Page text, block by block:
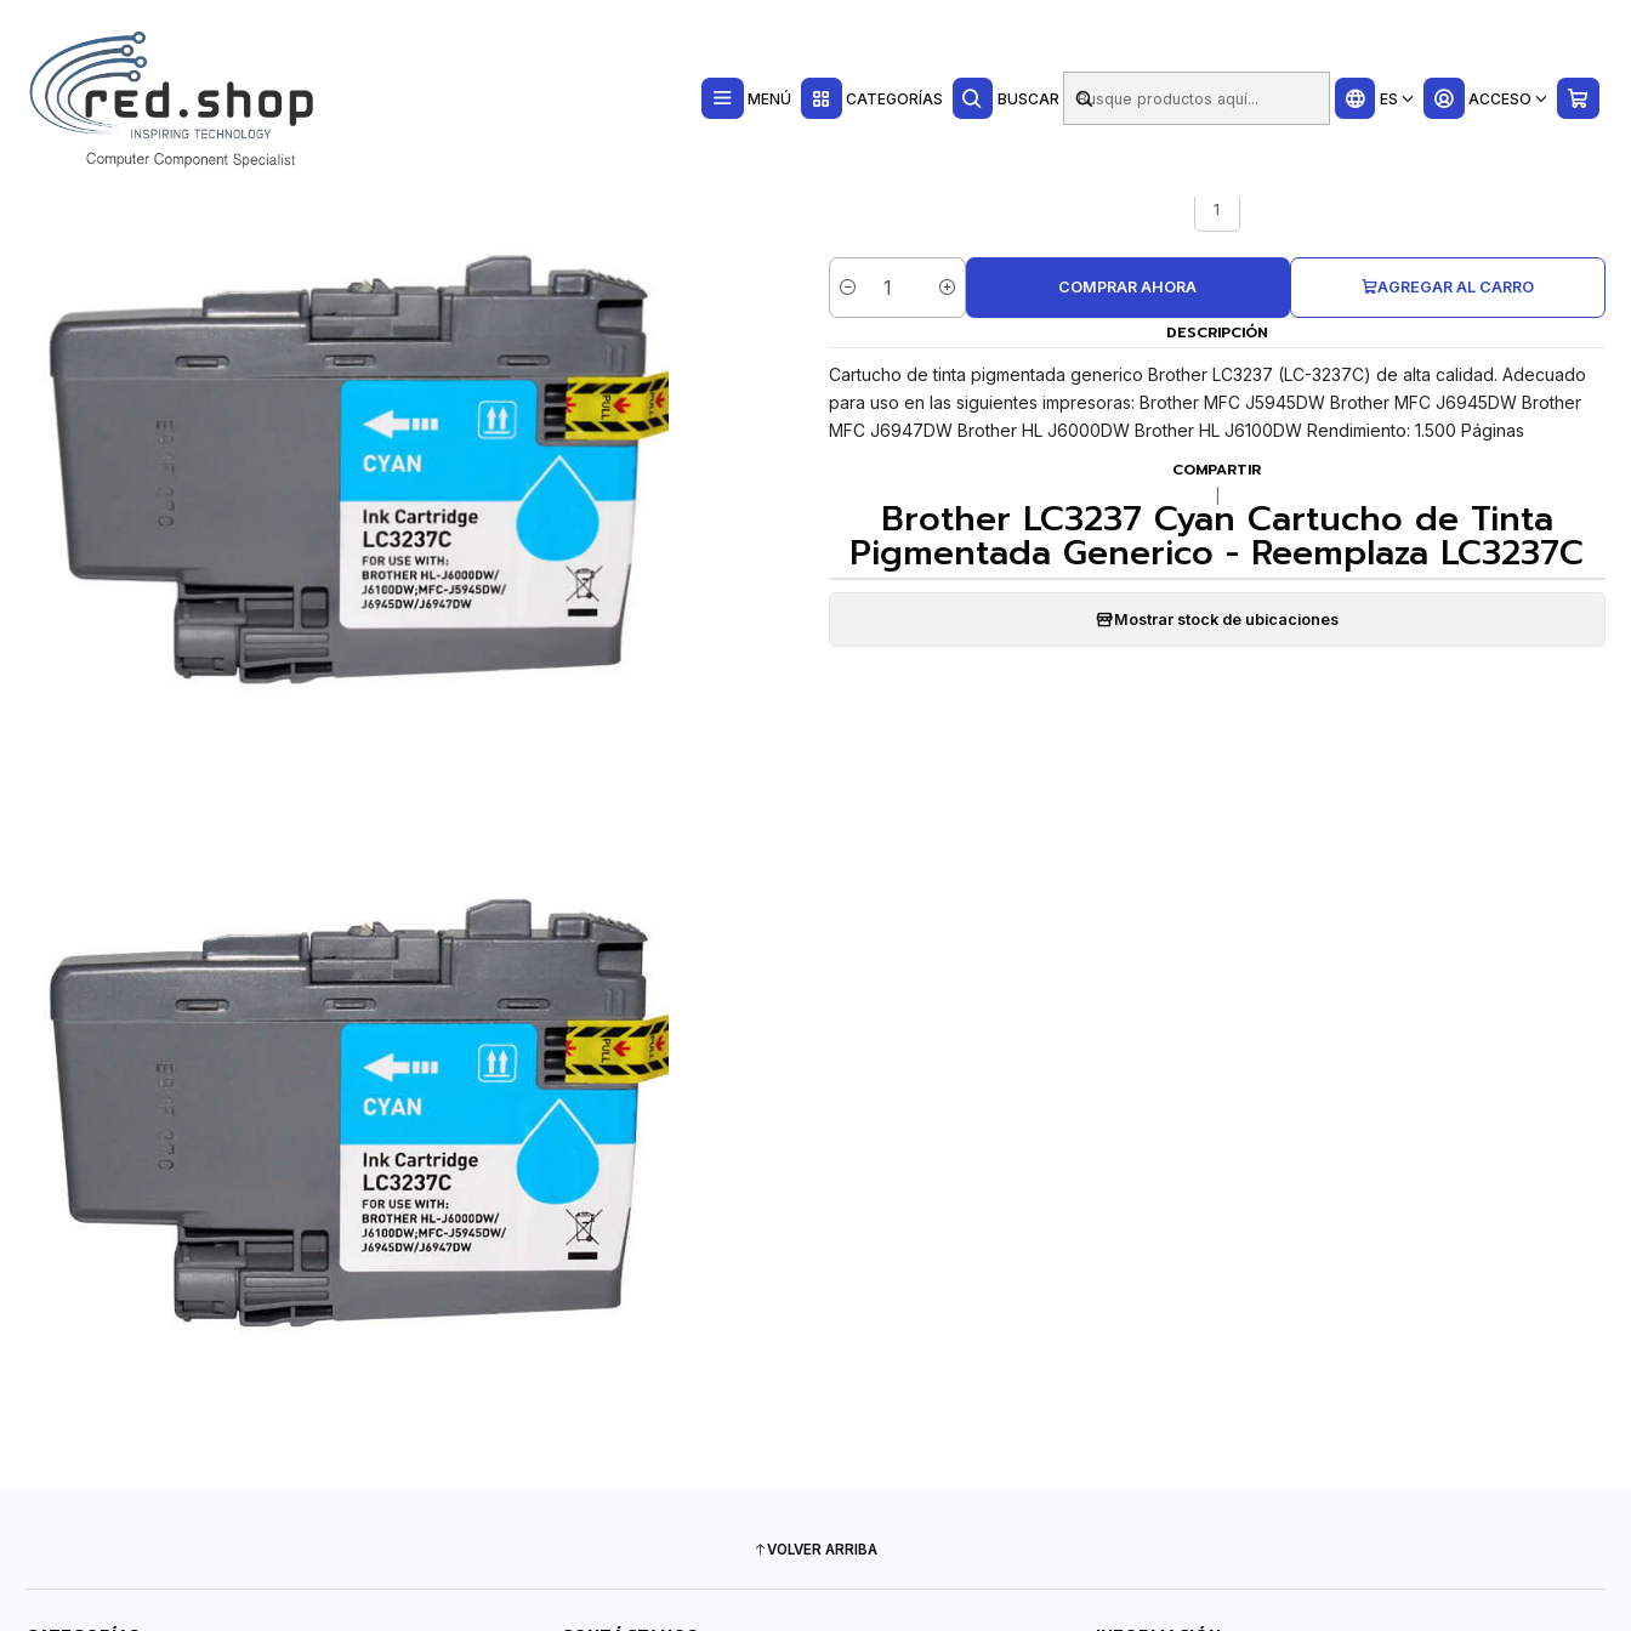
MENÚ CATEGORÍAS BUSCAR ES ACCESO
Inicio Consumibles. Brother Brother LC3237 Cyan Cartucho de Tinta Pigmentada Generico - Reemplaza LC3237C
1
Cantidad
AGREGAR AL CARRO
COMPRAR AHORA
DESCRIPCIÓN
Cartucho de tinta pigmentada generico Brother LC3237 (LC-3237C) de alta calidad. Adecuado
para uso en las siguientes impresoras: Brother MFC J5945DW Brother MFC J6945DW Brother
MFC J6947DW Brother HL J6000DW Brother HL J6100DW Rendimiento: 1.500 Páginas
COMPARTIR
Brother LC3237 Cyan Cartucho de Tinta
Pigmentada Generico - Reemplaza LC3237C
Mostrar stock de ubicaciones
VOLVER ARRIBA